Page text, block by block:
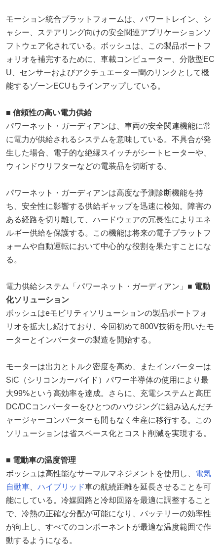
モーション統合プラットフォームは、パワートレイン、シ
ャシー、ステアリング向けの安全関連アプリケーションソ
フトウェア化されている。ボッシュは、この製品ポートフ
ォリオを補完するために、車載コンピューター、分散型EC
U、センサーおよびアクチュエーター間のリンクとして機
能するゾーンECUもラインアップしている。
■ 信頼性の高い電力供給
パワーネット・ガーディアンは、車両の安全関連機能に常
に電力が供給されるシステムを意味している。不具合が発
生した場合、電子的な絶縁スイッチがシートヒーターや、
ウィンドウリフターなどの電装品を切断する。
パワーネット・ガーディアンは高度な予測診断機能を持
ち、安全性に影響する供給ギャップを迅速に検知。障害の
ある経路を切り離して、ハードウェアの冗長性によりエネ
ルギー供給を保護する。この機能は将来の電子プラットフ
ォームや自動運転において中心的な役割を果たすことにな
る。
電力供給システム「パワーネット・ガーディアン」 ■ 電動
化ソリューション
ボッシュはeモビリティソリューションの製品ポートフォ
リオを拡大し続けており、今回初めて800V技術を用いたモ
ーターとインバーターの製造を開始する。
モーターは出力とトルク密度を高め、またインバーターは
SiC（シリコンカーバイド）パワー半導体の使用により最
大99%という高効率を達成。さらに、充電システムと高圧
DC/DCコンバーターをひとつのハウジングに組み込んだチ
ャージャーコンバーターも間もなく生産に移行する。この
ソリューションは省スペース化とコスト削減を実現する。
■ 電動車の温度管理
ボッシュは高性能なサーマルマネジメントを使用し、 電気
自動車
ハイブリッド車の航続距離を延長させることを可
能にしている。冷媒回路と冷却回路を最適に調整すること
で、冷熱の正確な分配が可能になり、バッテリーの効率性
が向上し、すべてのコンポーネントが最適な温度範囲で作
動するようになる。